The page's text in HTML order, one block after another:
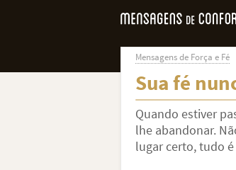
Mensagens de Força e Fé
Sua fé
Quando estiver
lhe abandonar.
lugar certo, tudo